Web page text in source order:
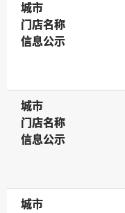
城市
城市
门店名称
门店名称
信息公示
信息公示
城市
城市
门店名称
门店名称
信息公示
信息公示
城市
城市